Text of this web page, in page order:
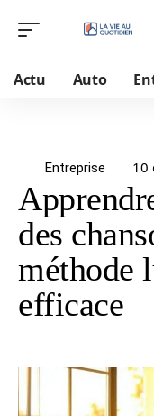
Actu Auto
Entreprise 10
des
méthode
efficace